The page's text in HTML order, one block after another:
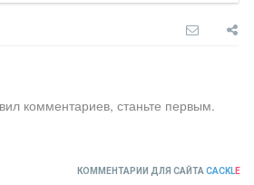
комментариев, станьте первым.
КОММЕНТАРИИ ДЛЯ САЙТА CACKLE